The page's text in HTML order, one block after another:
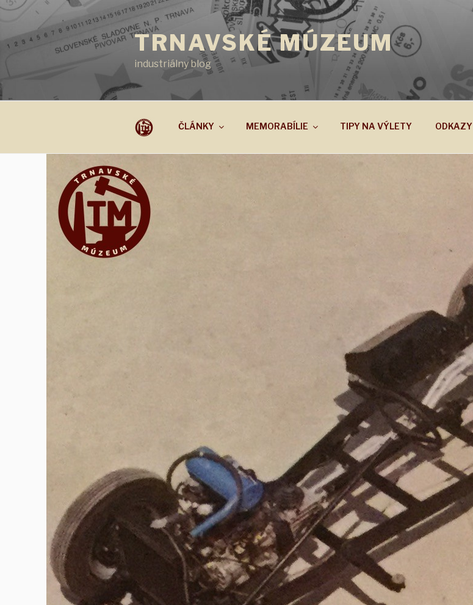
Prejsť
obsah
TRNAVSKÉ MÚZEUM
industriálny blog
ČLÁNKY MEMORABÍLIE TIPY NA VÝLETY ODKAZY